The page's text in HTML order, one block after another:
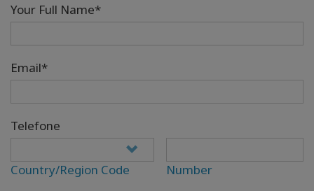
Your Full Name*
Email*
Telefone
Country/Region Code
Number